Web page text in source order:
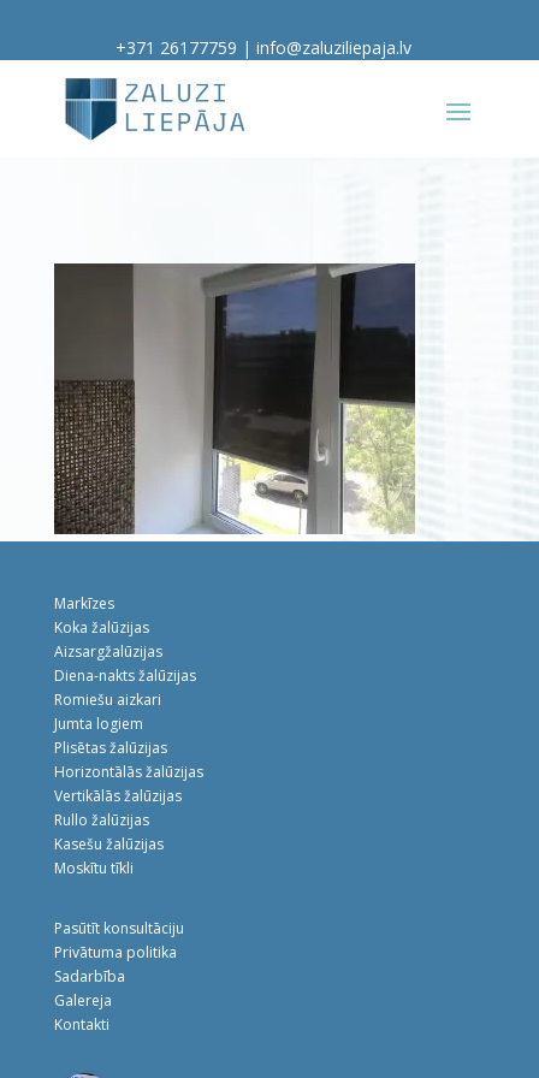
+371 26177759 | info@zaluziliepaja.lv
Markīzes
Koka žalūzijas
Aizsargžalūzijas
Diena-nakts žalūzijas
Romiešu aizkari
Jumta logiem
Plisētas žalūzijas
Horizontālās žalūzijas
Vertikālās žalūzijas
Rullo žalūzijas
Kasešu žalūzijas
Moskītu tīkli
Pasūtīt konsultāciju
Privātuma politika
Sadarbība
Galereja
Kontakti